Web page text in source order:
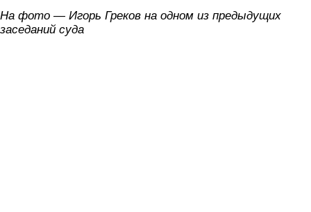
На фото — Игорь Греков на одном из предыдущих
заседаний суда